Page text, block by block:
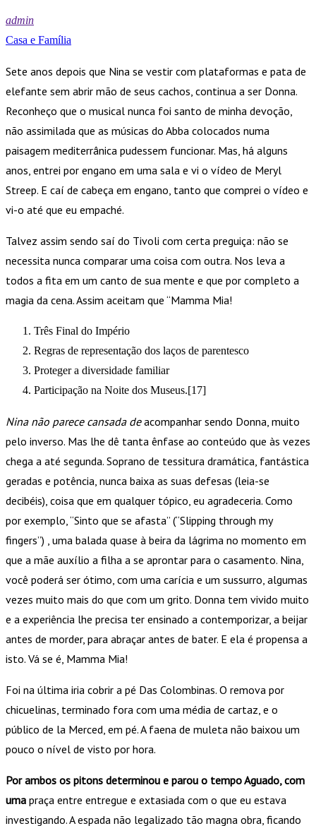
admin
Casa e Família
Sete anos depois que Nina se vestir com plataformas e pata de
elefante sem abrir mão de seus cachos, continua a ser Donna.
Reconheço que o musical nunca foi santo de minha devoção,
não assimilada que as músicas do Abba colocados numa
paisagem mediterrânica pudessem funcionar. Mas, há alguns
anos, entrei por engano em uma sala e vi o vídeo de Meryl
Streep. E caí de cabeça em engano, tanto que comprei o vídeo e
vi-o até que eu empaché.
Talvez assim sendo saí do Tivoli com certa preguiça: não se
necessita nunca comparar uma coisa com outra. Nos leva a
todos a fita em um canto de sua mente e que por completo a
magia da cena. Assim aceitam que “Mamma Mia!
Três Final do Império
Regras de representação dos laços de parentesco
Proteger a diversidade familiar
Participação na Noite dos Museus.[17]
Nina não parece cansada deacompanhar sendo Donna, muito
pelo inverso. Mas lhe dê tanta ênfase ao conteúdo que às vezes
chega a até segunda. Soprano de tessitura dramática, fantástica
geradas e potência, nunca baixa as suas defesas (leia-se
decibéis), coisa que em qualquer tópico, eu agradeceria. Como
por exemplo, “Sinto que se afasta” (“Slipping through my
fingers”) , uma balada quase à beira da lágrima no momento em
que a mãe auxílio a filha a se aprontar para o casamento. Nina,
você poderá ser ótimo, com uma carícia e um sussurro, algumas
vezes muito mais do que com um grito. Donna tem vivido muito
e a experiência lhe precisa ter ensinado a contemporizar, a beijar
antes de morder, para abraçar antes de bater. E ela é propensa a
isto. Vá se é, Mamma Mia!
Foi na última iria cobrir a pé Das Colombinas. O remova por
chicuelinas, terminado fora com uma média de cartaz, e o
público de la Merced, em pé. A faena de muleta não baixou um
pouco o nível de visto por hora.
Por ambos os pitons determinou e parou o tempo Aguado, com
uma praça entre entregue e extasiada com o que eu estava
investigando. A espada não legalizado tão magna obra, ficando